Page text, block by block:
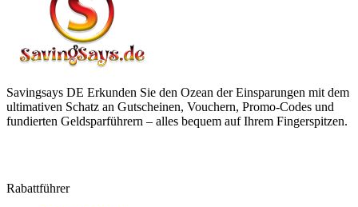
Savingsays DE Erkunden Sie den Ozean der Einsparungen mit dem
ultimativen Schatz an Gutscheinen, Vouchern, Promo-Codes und
fundierten Geldsparführern – alles bequem auf Ihrem Fingerspitzen.
Rabattführer